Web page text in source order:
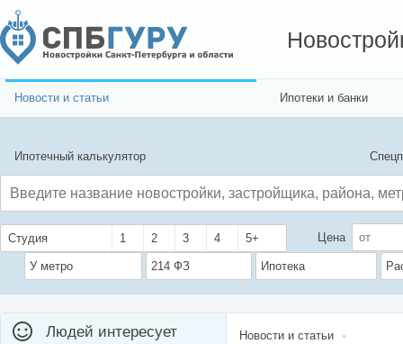
Новости и статьи Ипотеки и банки
Ипотечный калькулятор
Студия 1 2 3 4 5+ Цена
У метро 214 ФЗ Ипотека
Новости и статьи
Людей интересует